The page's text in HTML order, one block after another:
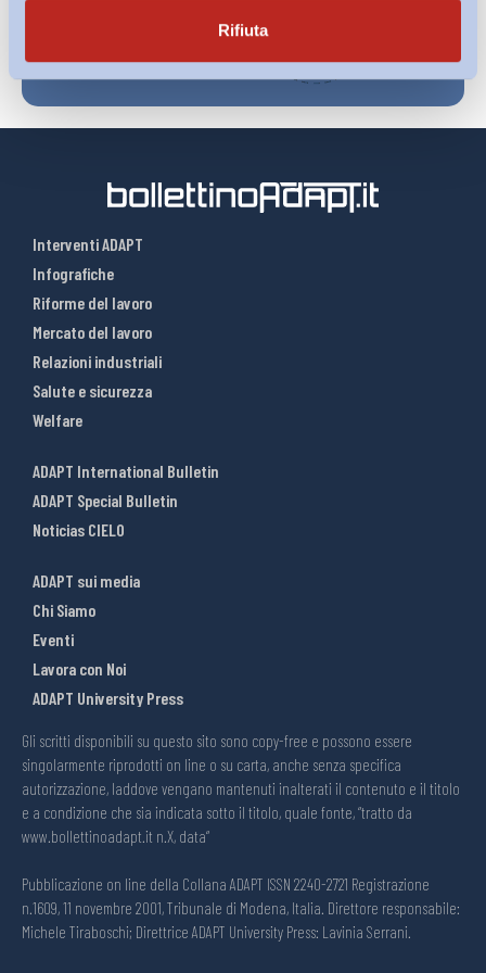
Rifiuta
Interventi ADAPT
Infografiche
Riforme del lavoro
Mercato del lavoro
Relazioni industriali
Salute e sicurezza
Welfare
ADAPT International Bulletin
ADAPT Special Bulletin
Noticias CIELO
ADAPT sui media
Chi Siamo
Eventi
Lavora con Noi
ADAPT University Press
Gli scritti disponibili su questo sito sono copy-free e possono essere
singolarmente riprodotti on line o su carta, anche senza specifica
autorizzazione, laddove vengano mantenuti inalterati il contenuto e il titolo
e a condizione che sia indicata sotto il titolo, quale fonte, “tratto da
www.bollettinoadapt.it n.X, data“
Pubblicazione on line della Collana ADAPT ISSN 2240-2721 Registrazione
n.1609, 11 novembre 2001, Tribunale di Modena, Italia. Direttore responsabile:
Michele Tiraboschi; Direttrice ADAPT University Press: Lavinia Serrani.